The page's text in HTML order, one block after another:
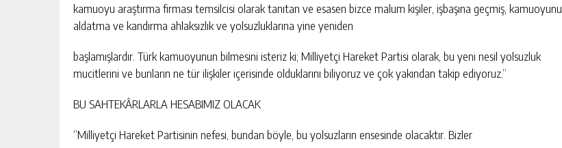
kamuoyu araştırma firması temsilcisi olarak tanıtan ve esasen bizce malum kişiler, işbaşına geçmiş, kamuoyunu
aldatma ve kandırma ahlaksızlık ve yolsuzluklarına yine yeniden
başlamışlardır. Türk kamuoyunun bilmesini isteriz ki; Milliyetçi Hareket Partisi olarak, bu yeni nesil yolsuzluk
mucitlerini ve bunların ne tür ilişkiler içerisinde olduklarını biliyoruz ve çok yakından takip ediyoruz.”
BU SAHTEKÂRLARLA HESABIMIZ OLACAK
“Milliyetçi Hareket Partisinin nefesi, bundan böyle, bu yolsuzların ensesinde olacaktır. Bizler